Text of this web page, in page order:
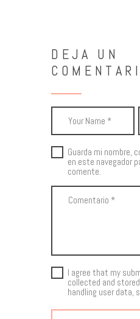
DEJA UN
Guarda mi nombre,
en este navegador
comente.
I agree that my
collected and
handling user data,